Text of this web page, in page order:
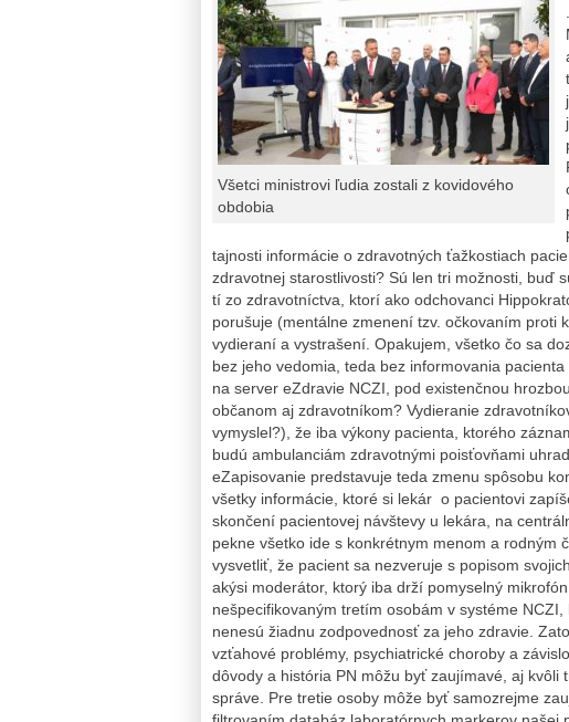
Všetci ministrovi ľudia zostali z kovidového
obdobia
tajnosti informácie o zdravotných ťažkostiach
zdravotnej starostlivosti? Sú len tri možnosti, buď
tí zo zdravotníctva, ktorí ako odchovanci
porušuje (mentálne zmenení tzv. očkovaním proti
vydieraní a vystrašení. Opakujem, všetko čo sa
bez jeho vedomia, teda bez informovania
na server eZdravie NCZI, pod existenčnou
občanom aj zdravotníkom? Vydieranie
vymyslel?), že iba výkony pacienta, ktorého
budú ambulanciám zdravotnými poisťovňami
eZapisovanie predstavuje teda zmenu spôsobu
všetky informácie, ktoré si lekár o pacientovi
skončení pacientovej návštevy u lekára, na
pekne všetko ide s konkrétnym menom a
vysvetliť, že pacient sa nezveruje s popisom
akýsi moderátor, ktorý iba drží pomyselný
nešpecifikovaným tretím osobám v systéme
nenesú žiadnu zodpovednosť za jeho zdravie.
vzťahové problémy, psychiatrické choroby a
dôvody a história PN môžu byť zaujímavé, aj
správe. Pre tretie osoby môže byť samozrejme